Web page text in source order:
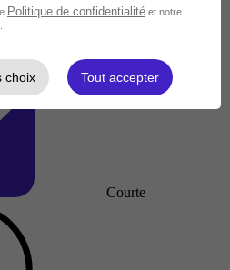
Courte
Politique de confidentialité et notre
choix Tout accepter